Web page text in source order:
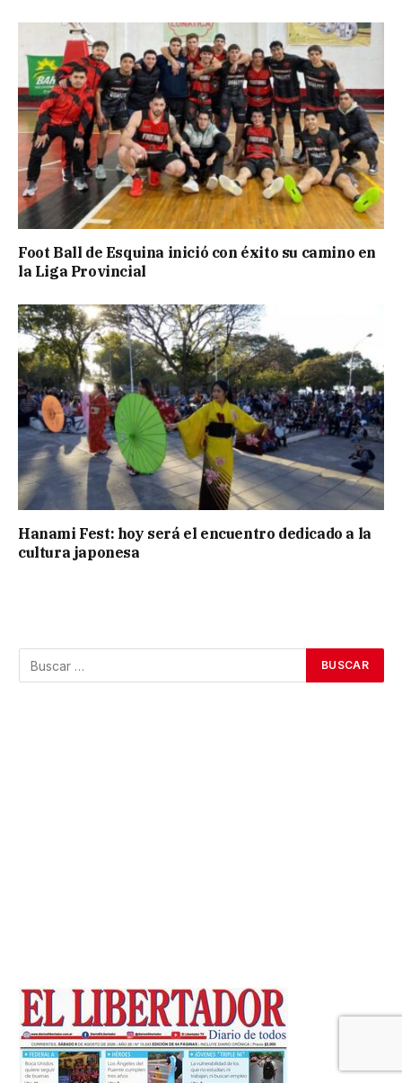
Foot Ball de Esquina inició con éxito su camino en
la Liga Provincial
Hanami Fest: hoy será el encuentro dedicado a la
cultura japonesa